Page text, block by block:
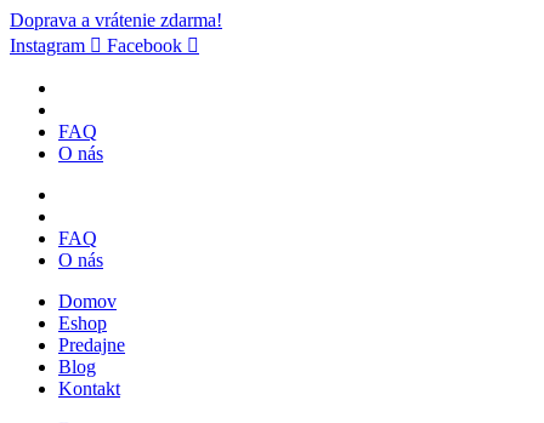
Doprava a vrátenie zdarma!
Instagram
Facebook
FAQ
O nás
FAQ
O nás
Domov
Eshop
Predajne
Blog
Kontakt